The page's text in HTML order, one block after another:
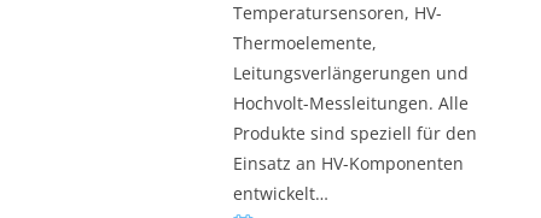
Temperatursensoren, HV-
Thermoelemente,
Leitungsverlängerungen und
Hochvolt-Messleitungen. Alle
Produkte sind speziell für den
Einsatz an HV-Komponenten
entwickelt…